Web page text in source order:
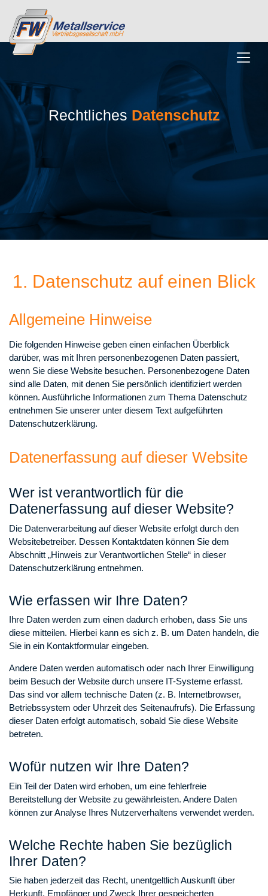
Rechtliches Datenschutz
1. Datenschutz auf einen Blick
Allgemeine Hinweise
Die folgenden Hinweise geben einen einfachen Überblick
darüber, was mit Ihren personenbezogenen Daten passiert,
wenn Sie diese Website besuchen. Personenbezogene Daten
sind alle Daten, mit denen Sie persönlich identifiziert werden
können. Ausführliche Informationen zum Thema Datenschutz
entnehmen Sie unserer unter diesem Text aufgeführten
Datenschutzerklärung.
Datenerfassung auf dieser Website
Wer ist verantwortlich für die
Datenerfassung auf dieser Website?
Die Datenverarbeitung auf dieser Website erfolgt durch den
Websitebetreiber. Dessen Kontaktdaten können Sie dem
Abschnitt „Hinweis zur Verantwortlichen Stelle“ in dieser
Datenschutzerklärung entnehmen.
Wie erfassen wir Ihre Daten?
Ihre Daten werden zum einen dadurch erhoben, dass Sie uns
diese mitteilen. Hierbei kann es sich z. B. um Daten handeln, die
Sie in ein Kontaktformular eingeben.
Andere Daten werden automatisch oder nach Ihrer Einwilligung
beim Besuch der Website durch unsere IT-Systeme erfasst.
Das sind vor allem technische Daten (z. B. Internetbrowser,
Betriebssystem oder Uhrzeit des Seitenaufrufs). Die Erfassung
dieser Daten erfolgt automatisch, sobald Sie diese Website
betreten.
Wofür nutzen wir Ihre Daten?
Ein Teil der Daten wird erhoben, um eine fehlerfreie
Bereitstellung der Website zu gewährleisten. Andere Daten
können zur Analyse Ihres Nutzerverhaltens verwendet werden.
Welche Rechte haben Sie bezüglich
Ihrer Daten?
Sie haben jederzeit das Recht, unentgeltlich Auskunft über
Herkunft, Empfänger und Zweck Ihrer gespeicherten